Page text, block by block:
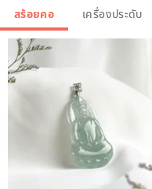
【Product specifications】
Main Product: Eli Jewelry
Gold Ball Shape Red Line
Commodity material: pure
Commodity accessories:
fashion gift box 1,
bag 1, flannel collection
สร้อยคอ เครื่องประดับ